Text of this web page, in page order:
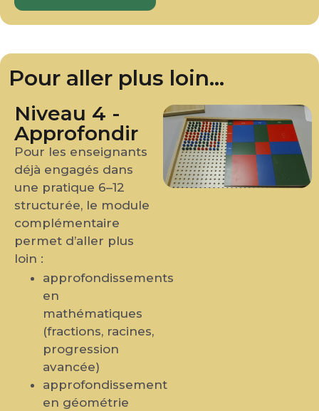
Pour aller plus loin...
Niveau 4 -
Approfondir
Pour les enseignants
déjà engagés dans
une pratique 6–12
structurée, le module
complémentaire
permet d’aller plus
loin :
approfondissements
en
mathématiques
(fractions, racines,
progression
avancée)
approfondissement
en géométrie